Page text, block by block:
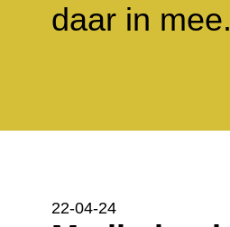
daar in mee.
22-04-24